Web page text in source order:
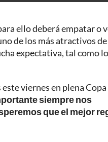
ello deberá empatar o
de los más atractivos
expectativa, tal como lo
viernes en plena
siempre nos
que el mejor